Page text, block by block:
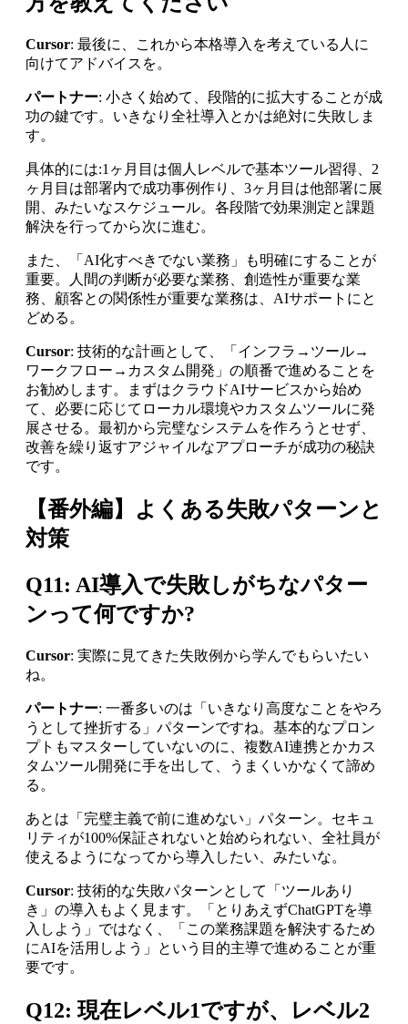
Cursor: 最後に、これから本格導入を考えている人に
向けてアドバイスを。
パートナー: 小さく始めて、段階的に拡大することが成
功の鍵です。いきなり全社導入とかは絶対に失敗しま
す。
具体的には:1ヶ月目は個人レベルで基本ツール習得、2
ヶ月目は部署内で成功事例作り、3ヶ月目は他部署に展
開、みたいなスケジュール。各段階で効果測定と課題
解決を行ってから次に進む。
また、「AI化すべきでない業務」も明確にすることが
重要。人間の判断が必要な業務、創造性が重要な業
務、顧客との関係性が重要な業務は、AIサポートにと
どめる。
Cursor: 技術的な計画として、「インフラ→ツール→
ワークフロー→カスタム開発」の順番で進めることを
お勧めします。まずはクラウドAIサービスから始め
て、必要に応じてローカル環境やカスタムツールに発
展させる。最初から完璧なシステムを作ろうとせず、
改善を繰り返すアジャイルなアプローチが成功の秘訣
です。
【番外編】よくある失敗パターンと
対策
Q11: AI導入で失敗しがちなパター
ンって何ですか?
Cursor: 実際に見てきた失敗例から学んでもらいたい
ね。
パートナー: 一番多いのは「いきなり高度なことをやろ
うとして挫折する」パターンですね。基本的なプロン
プトもマスターしていないのに、複数AI連携とかカス
タムツール開発に手を出して、うまくいかなくて諦め
る。
あとは「完璧主義で前に進めない」パターン。セキュ
リティが100%保証されないと始められない、全社員が
使えるようになってから導入したい、みたいな。
Cursor: 技術的な失敗パターンとして「ツールあり
き」の導入もよく見ます。「とりあえずChatGPTを導
入しよう」ではなく、「この業務課題を解決するため
にAIを活用しよう」という目的主導で進めることが重
要です。
Q12: 現在レベル1ですが、レベル2